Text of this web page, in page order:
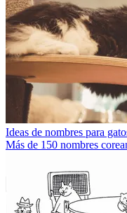
Ideas de nombres para
Más de 150 nombres